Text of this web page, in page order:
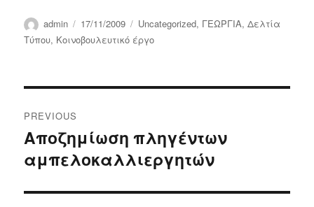
Author
admin
Posted
on
17/11/2009 Categories
Uncategorized, ΓΕΩΡΓΙΑ,Δελτία
Τύπου, Κοινοβουλευτικό έργο
navigation
PREVIOUS
Previous
post:
Αποζημίωση πληγέντων
αμπελοκαλλιεργητών